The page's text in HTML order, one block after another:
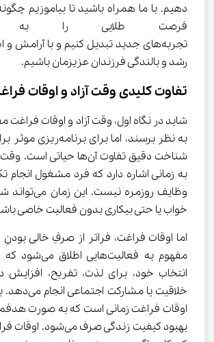
فرصت طلایی را به
تجربه‌های جدید تبدیل کنیم و با آرامش
رشد و بالندگی فرزندان عزیزمان باشیم.
تفاوت کلیدی وقت آزاد و اوقات
شاید در نگاه اول، وقت آزاد و اوقات
به نظر برسند، اما برای
شناخت دقیق تفاوت آن‌ها حیاتی
به زمانی اشاره دارد که فرد مشغول انجام
وظایف روزمره
خواب یا حتی بیکاری بدون فعالیت خاصی
اما اوقات فراغت، فراتر از صرفِ خالی
مفهوم به
انتخاب خود، برای لذت، تفریح،
خلاقیت یا
اوقات فراغت زمانی است که به صورت
بهبود کیفیت زندگی صرف